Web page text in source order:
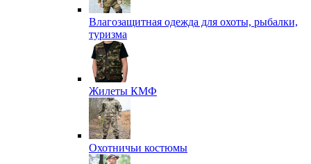
Влагозащитная одежда для охоты, рыбалки,
туризма
Жилеты КМФ
Охотничьи костюмы